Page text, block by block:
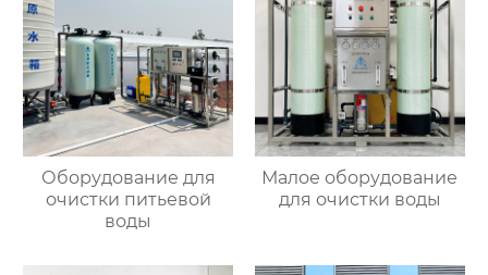
Оборудование для
очистки питьевой
воды
Малое оборудование
для очистки воды